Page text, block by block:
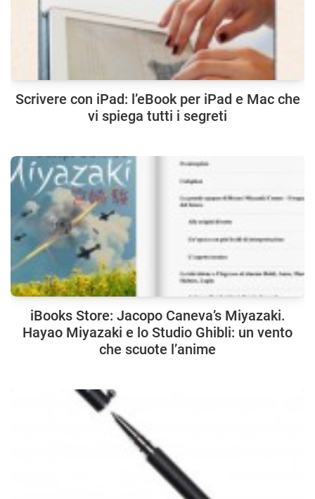
Scrivere con iPad: l’eBook per iPad e Mac che
vi spiega tutti i segreti
iBooks Store: Jacopo Caneva’s Miyazaki.
Hayao Miyazaki e lo Studio Ghibli: un vento
che scuote l’anime